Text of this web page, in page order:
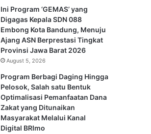
Ini Program ‘GEMAS’ yang
Digagas Kepala SDN 088
Embong Kota Bandung, Menuju
Ajang ASN Berprestasi Tingkat
Provinsi Jawa Barat 2026
August 5, 2026
Program Berbagi Daging Hingga
Pelosok, Salah satu Bentuk
Optimalisasi Pemanfaatan Dana
Zakat yang Ditunaikan
Masyarakat Melalui Kanal
Digital BRImo